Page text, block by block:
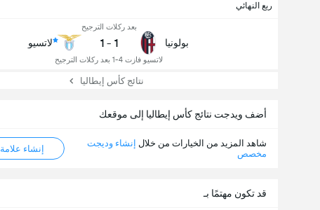
ربع النهائي
بولونيا
بعد ركلات الترجيح
1
-
1
لاتسيو فازت 4-1 بعد ركلات الترجيح
لاتسيو
نتائج كأس إيطاليا
أضف ويدجت نتائج كأس إيطاليا إلى موقعك
شاهد المزيد من الخيارات من خلال إنشاء وديجت
مخصص
إنشاء علامة HTML
قد تكون مهتمًا بـ